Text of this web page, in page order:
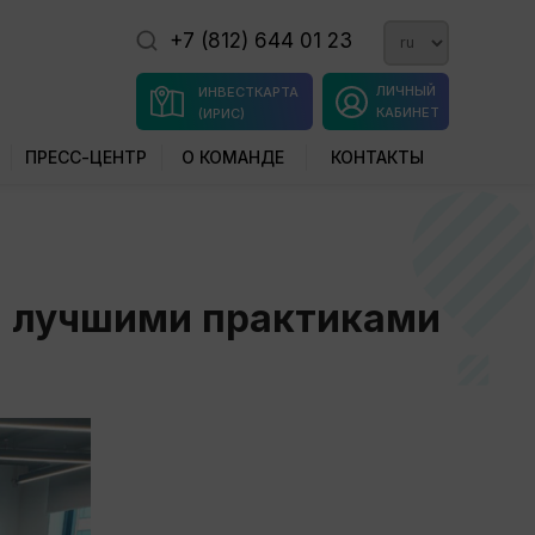
+7 (812) 644 01 23
ЛИЧНЫЙ
КАБИНЕТ
ИНВЕСТКАРТА
(ИРИС)
ПРЕСС-ЦЕНТР О КОМАНДЕ КОНТАКТЫ
практиками